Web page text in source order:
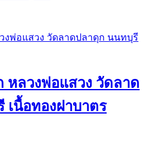
หลวงพ่อแสวง วัดลาด
เนื้อทองฝาบาตร